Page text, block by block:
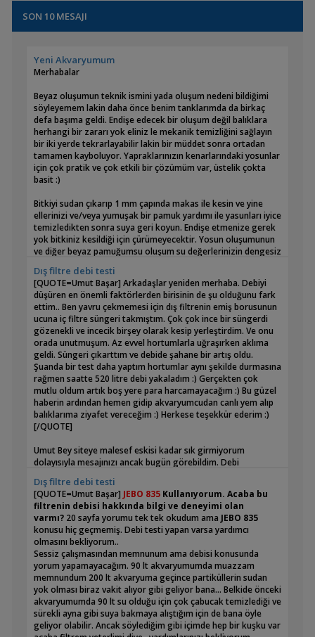
SON 10 MESAJI
Yeni Akvaryumum
Merhabalar
Beyaz oluşumun teknik ismini yada oluşum nedeni bildiğimi
söyleyemem lakin daha önce benim tanklarımda da birkaç
defa başıma geldi. Endişe edecek bir oluşum değil balıklara
herhangi bir zararı yok eliniz le mekanik temizliğini sağlayın
bir iki yerde tekrarlayabilir lakin bir müddet sonra ortadan
tamamen kayboluyor. Yapraklarınızın kenarlarındaki yosunlar
için çok pratik ve çok etkili bir çözümüm var, üstelik çokta
basit :)
Bitkiyi sudan çıkarıp 1 mm çapında makas ile kesin ve yine
ellerinizi ve/veya yumuşak bir pamuk yardımı ile yasunları iyice
temizledikten sonra suya geri koyun. Endişe etmenize gerek
yok bitkiniz kesildiği için çürümeyecektir. Yosun oluşumunun
ve diğer beyaz pamuğumsu oluşum su değerlerinizin dengesiz
kullanarak su değerlerinizin düzeldiğine emin olmanızı tavsiye
ederim. Değerler oturup herşey normale dönene kadar
birşeyler ekleyip çıkarmayın.
Sağlıklı hobiler :)
Dış filtre debi testi
[QUOTE=Umut Başar] Arkadaşlar yeniden merhaba. Debiyi
düşüren en önemli faktörlerden birisinin de şu olduğunu fark
ettim.. Ben yavru çekmemesi için dış filtrenin emiş borusunun
ucuna iç filtre süngeri takmıştım. Çok çok ince bir süngerdi
gözenekli ve incecik birşey olarak kesip yerleştirdim. Ve onu
orada unutmuşum. Az evvel hortumlarla uğraşırken aklıma
geldi. Süngeri çıkarttım ve debide şahane bir artış oldu.
Şuanda bir test daha yaptım hortumlar aynı şekilde durmasına
rağmen saatte 520 litre debi yakaladım :) Gerçekten çok
mutlu oldum artık boş yere para harcamayacağım :) Bu güzel
haberin ardından hemen gidip akvaryumcudan canlı yem alıp
balıklarıma ziyafet vereceğim :) Herkese teşekkür ederim :)
[/QUOTE]
Umut Bey siteye malesef eskisi kadar sık girmiyorum
dolayısıyla mesajınızı ancak bugün görebildim. Debi
yakın açıyla konumlandırılmamış, yukarı kıvrılarak çıkan uzun
hortum boylarıda debiye yüzde yirmiye kadar azaltabilir,
dolayısıyla filitre konumlandırmak ve hortum boyunun doğru
ayarlanması önem arz eder.
Konuyu takip eden diğer arkadaşlar için bir daha tekrar etmiş
olalım. Yüksek debili filitre iyi arıtım sağlar algısı hatalı bir
algıdır. Gel gelelim siz yinede yüksek debi istiyorsunuz ve
pahalı alman filitrelerinin külfetide ağır geliyor. O zaman
yapacağınız çok basit bir adet iç filitre kafa motorunu
gövdesinden ayırarak dış filitre kirli su giriş hortumuna
entegra ederek istediğiniz debiyi elde edebilirsiniz. Alman
Dış filtre debi testi
[QUOTE=Umut Başar] JEBO 835Kullanıyorum. Acaba bu
filtrenin debisi hakkında bilgi ve deneyimi olan
varmı?20 sayfa yorumu tek tek okudum ama JEBO 835
konusu hiç geçmemiş. Debi testi yapan varsa yardımcı
olmasını bekliyorum..
Sessiz çalışmasından memnunum ama debisi konusunda
yorum yapamayacağım. 90 lt akvaryumumda muazzam
memnundum 200 lt akvaryuma geçince partiküllerin sudan
yok olması biraz vakit alıyor gibi geliyor bana... Belkide önceki
akvaryumumda 90 lt su olduğu için çok çabucak temizlediği ve
sürekli ayna gibi suya bakmaya alıştığım için de bana öyle
geliyor olabilir. Ancak söylediğim gibi içimde hep bir kuşku var